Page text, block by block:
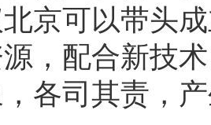
京可以带头
，配合新技
各司其责，